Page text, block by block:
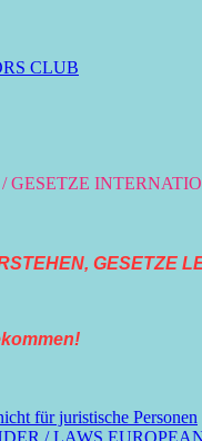
CLUB
GESETZE
GESETZE
für juristische Personen
/ LAWS